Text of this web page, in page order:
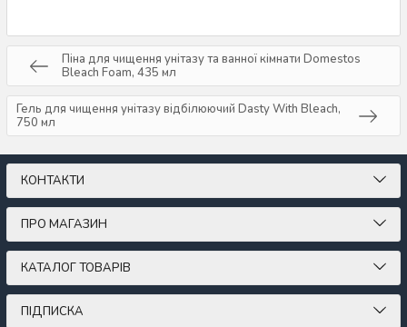
Піна для чищення унітазу та ванної кімнати Domestos
Bleach Foam, 435 мл
Гель для чищення унітазу відбілюючий Dasty With Bleach,
750 мл
КОНТАКТИ
ПРО МАГАЗИН
КАТАЛОГ ТОВАРІВ
ПІДПИСКА